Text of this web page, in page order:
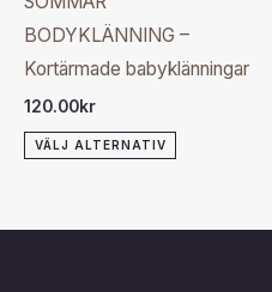
BODYKLÄNNING –
Kortärmade babyklänningar
120.00kr
VÄLJ ALTERNATIV
produktsidan